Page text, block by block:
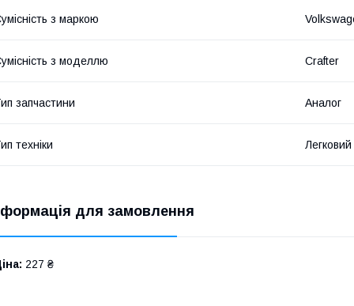
з маркою
з моделлю Crafter
запчастини Аналог
техніки
для замовлення
227 ₴